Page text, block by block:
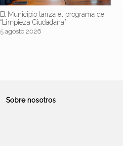
El Municipio lanza el programa de
“Limpieza Ciudadana”
5 agosto 2026
Sobre nosotros